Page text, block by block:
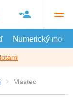
Numerický model
Vlastec